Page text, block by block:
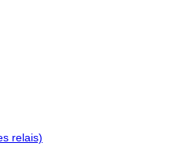
relais)